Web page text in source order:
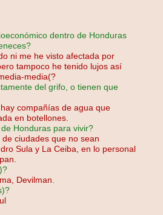
dentro de Honduras
ni me he visto afectada por
tampoco he tenido lujos así
media(?
del grifo, o tienen que
compañías de agua que
en botellones.
Honduras para vivir?
ciudades que no sean
Sula y La Ceiba, en lo personal
Devilman.